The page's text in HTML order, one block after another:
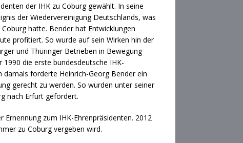
der IHK zu Coburg gewählt. In seine
der Wiedervereinigung Deutschlands, was
hatte. Bender hat Entwicklungen
profitiert. So wurde auf sein Wirken hin der
und Thüringer Betrieben in Bewegung
die erste bundesdeutsche IHK-
forderte Heinrich-Georg Bender ein
gerecht zu werden. So wurden unter seiner
nach Erfurt gefordert.
zum IHK-Ehrenpräsidenten. 2012
zu Coburg vergeben wird.